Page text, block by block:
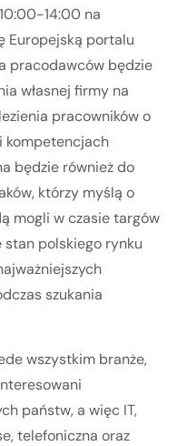
14:00 na
Europejską portalu
pracodawców będzie
własnej firmy na
pracowników o
kompetencjach
będzie również do
którzy myślą o
mogli w czasie targów
stan polskiego rynku
szukania
wszystkim branże,
państw, a więc IT,
telefoniczna oraz